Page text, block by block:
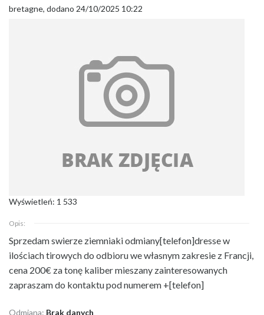
bretagne, dodano 24/10/2025 10:22
Wyświetleń: 1 533
Opis:
Sprzedam swierze ziemniaki odmiany[telefon]dresse w
ilościach tirowych do odbioruwe własnym zakresie z Francji,
cena 200€ za tonę kaliber mieszany zainteresowanych
zapraszam do kontaktu pod numerem +[telefon]
Odmiana: Brak danych